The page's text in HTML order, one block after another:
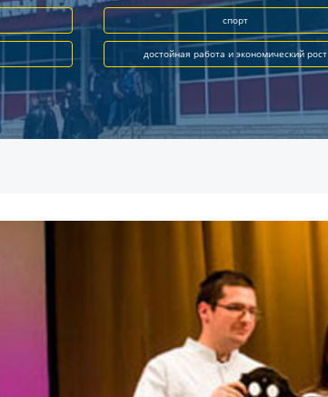
спорт
достойная работа и экономический рост